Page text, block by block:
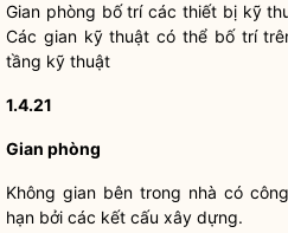
Gian phòng bố trí các thiết bị kỹ
Các gian kỹ thuật có thể bố trí
tầng kỹ thuật
1.4.21
Gian phòng
Không gian bên trong nhà có
hạn bởi các kết cấu xây dựng.